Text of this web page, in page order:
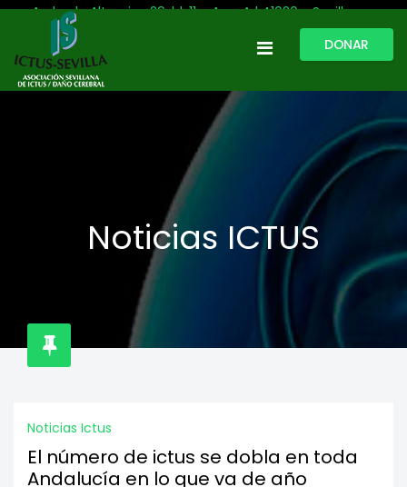
Avda. de Altamira, 29, bl. 11 – Acc. A | 41020 - Sevilla
954 513 999
ictussevilla@hotmail.com
DONAR
Noticias ICTUS
Noticias Ictus
El número de ictus se dobla en toda
Andalucía en lo que va de año